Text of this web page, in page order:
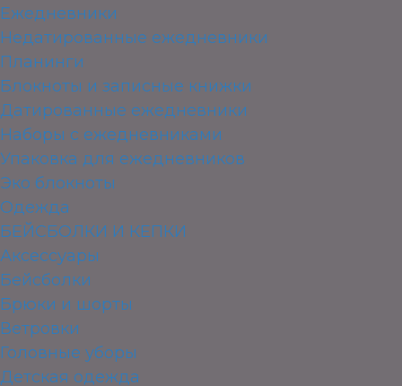
Ежедневники
Недатированные ежедневники
Планинги
Блокноты и записные книжки
Датированные ежедневники
Наборы с ежедневниками
Упаковка для ежедневников
Эко блокноты
Одежда
БЕЙСБОЛКИ И КЕПКИ
Аксессуары
Бейсболки
Брюки и шорты
Ветровки
Головные уборы
Детская одежда